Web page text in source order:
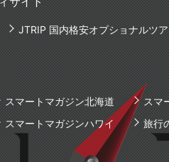
JTRIP 国内格安オプショナルツ
スマートマガジン北海道
スマ
スマートマガジンハワイ 旅行